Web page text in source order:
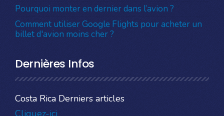
Pourquoi monter en dernier dans l’avion ?
Comment utiliser Google Flights pour acheter un
billet d'avion moins cher ?
Dernières Infos
Costa Rica Derniers articles